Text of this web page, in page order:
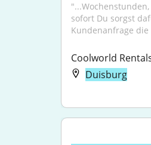
"...Wochenstunden,
sofort Du sorgst
Kundenanfrage die
Coolworld
Duisburg